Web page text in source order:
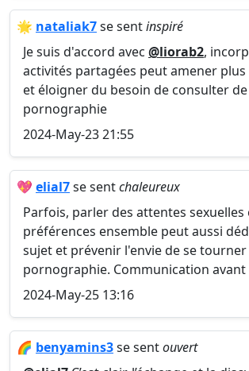
🌟 nataliak7se sentinspiré
Je suis d'accord avec @liorab2,
activités partagées peut amener
et éloigner du besoin de consulter de
pornographie
2024-May-23 21:55
💖 elial7se sentchaleureux
Parfois, parler des attentes sexuelles
préférences ensemble peut aussi
sujet et prévenir l'envie de se tourner
pornographie. Communication
2024-May-25 13:16
🌈 benyamins3se sentouvert